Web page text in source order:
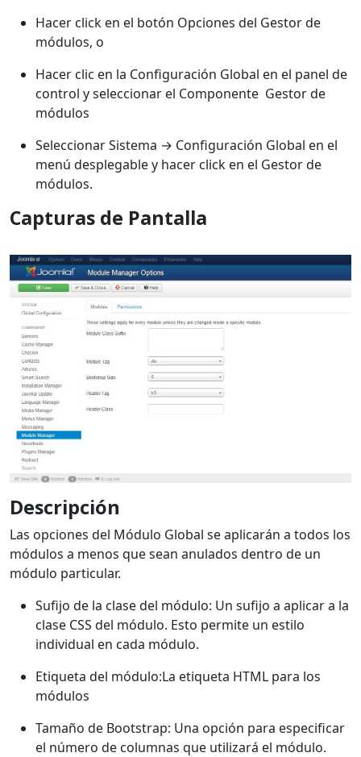
Hacer click en el botón Opciones del Gestor de
módulos, o
Hacer clic en la Configuración Global en el panel de
control y seleccionar el Componente Gestor de
módulos
Seleccionar Sistema → Configuración Global en el
menú desplegable y hacer click en el Gestor de
módulos.
Capturas de Pantalla
Descripción
Las opciones del Módulo Global se aplicarán a todos los
módulos a menos que sean anulados dentro de un
módulo particular.
Sufijo de la clase del módulo: Un sufijo a aplicar a la
clase CSS del módulo. Esto permite un estilo
individual en cada módulo.
Etiqueta del módulo:La etiqueta HTML para los
módulos
Tamaño de Bootstrap: Una opción para especificar
el número de columnas que utilizará el módulo.